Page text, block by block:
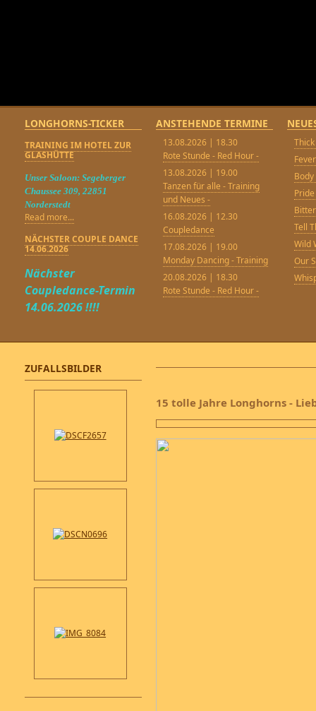
LONGHORNS-TICKER
TRAINING IM HOTEL ZUR
GLASHÜTTE
Unser Saloon: Segeberger
Chaussee 309, 22851
Norderstedt
Read more...
NÄCHSTER COUPLE DANCE
14.06.2026
Nächster
Coupledance-Termin
14.06.2026 !!!!
ANSTEHENDE TERMINE
13.08.2026 | 18.30
Rote Stunde - Red Hour -
13.08.2026 | 19.00
Tanzen für alle - Training
und Neues -
16.08.2026 | 12.30
Coupledance
17.08.2026 | 19.00
Monday Dancing - Training
20.08.2026 | 18.30
Rote Stunde - Red Hour -
Tell
Wild
Our
15 tolle Jahre Longhorns -
ZUFALLSBILDER